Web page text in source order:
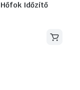
Időzítő